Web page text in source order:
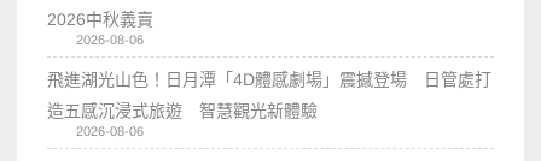
2026中秋義賣
2026-08-06
飛進湖光山色！日月潭「4D體感劇場」震撼登場 日管處打
造五感沉浸式旅遊 智慧觀光新體驗
2026-08-06